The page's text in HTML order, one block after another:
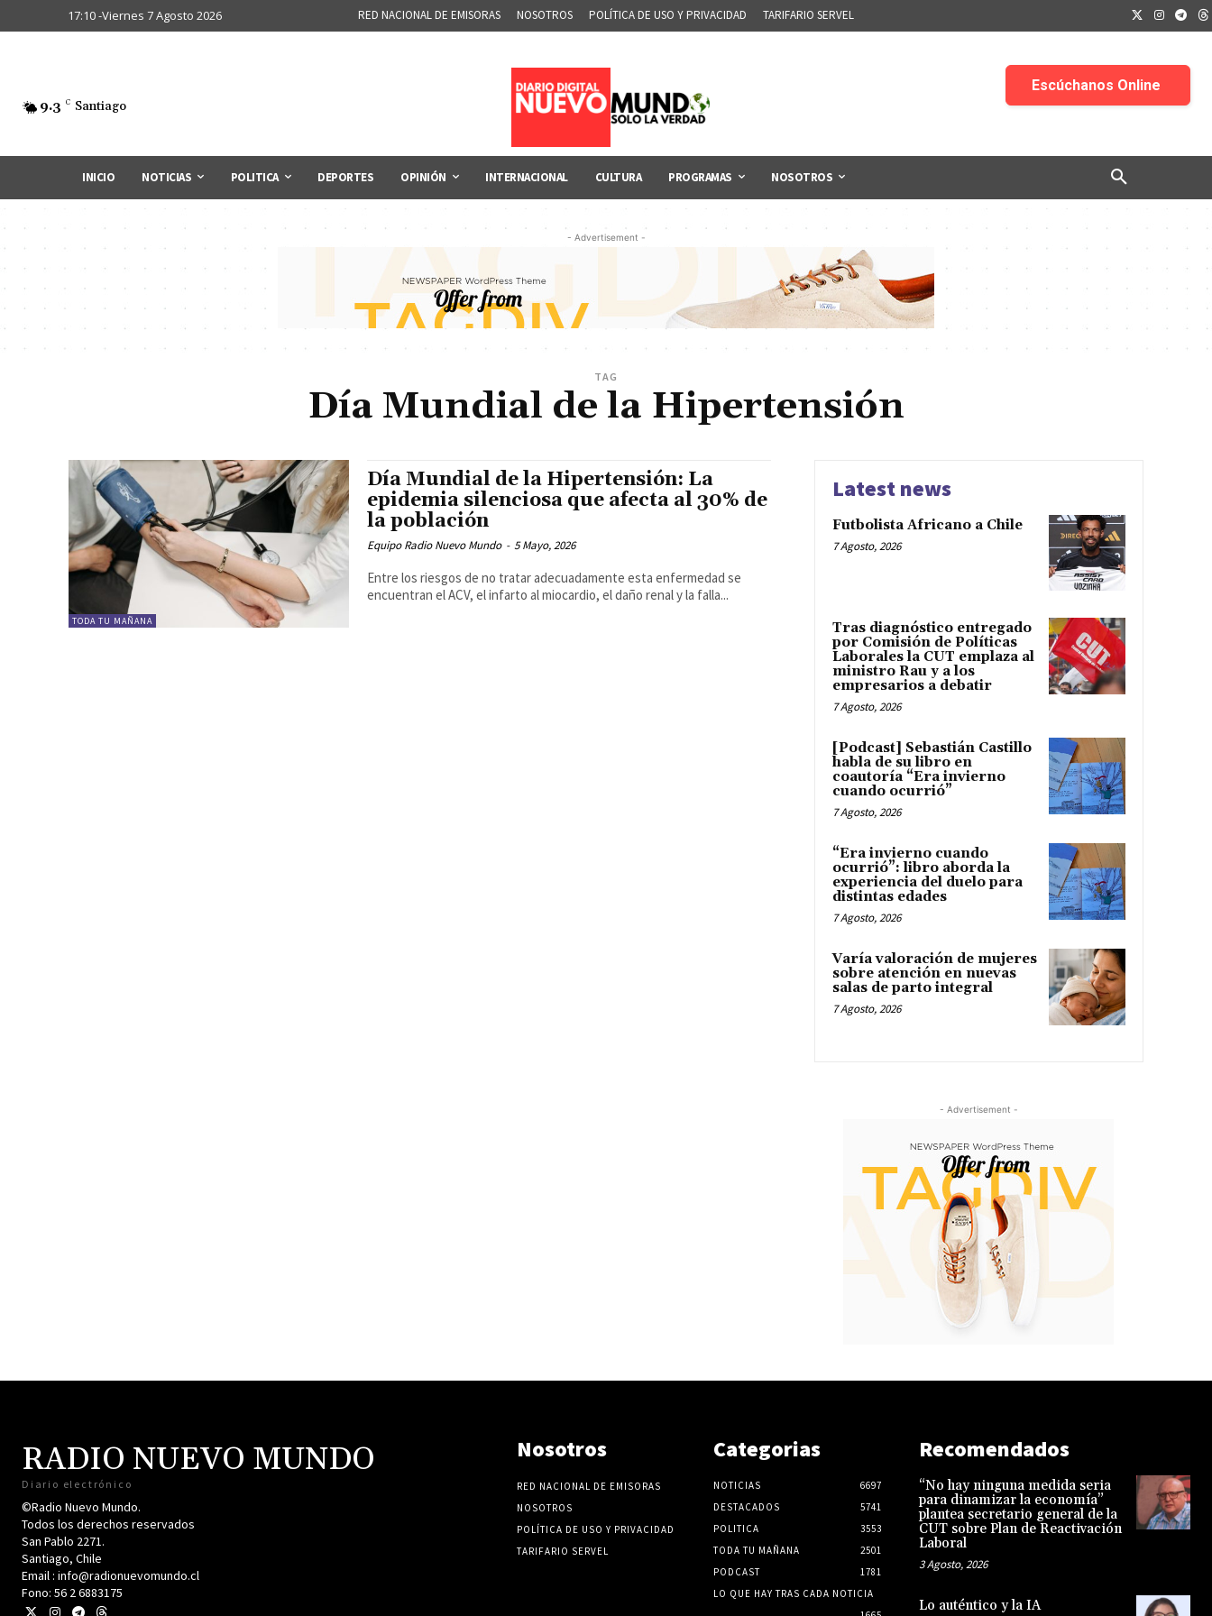
17:10 -Viernes 7 Agosto 2026 RED NACIONAL DE EMISORAS NOSOTROS POLÍTICA DE USO Y PRIVACIDAD TARIFARIO SERVEL
9.3 C Santiago
INICIO NOTICIAS POLITICA DEPORTES OPINIÓN INTERNACIONAL CULTURA PROGRAMAS NOSOTROS
- Advertisement -
TAG
Día Mundial de la Hipertensión
TODA TU MAÑANA
Día Mundial de la Hipertensión: La
epidemia silenciosa que afecta al 30% de
la población
Equipo Radio Nuevo Mundo - 5 Mayo, 2026
Entre los riesgos de no tratar adecuadamente esta enfermedad se
encuentran el ACV, el infarto al miocardio, el daño renal y la falla...
Latest news
Futbolista Africano a Chile
7 Agosto, 2026
Tras diagnóstico entregado
por Comisión de Políticas
Laborales la CUT emplaza al
ministro Rau y a los
empresarios a debatir
7 Agosto, 2026
[Podcast] Sebastián Castillo
habla de su libro en
coautoría “Era invierno
cuando ocurrió”
7 Agosto, 2026
“Era invierno cuando
ocurrió”: libro aborda la
experiencia del duelo para
distintas edades
7 Agosto, 2026
Varía valoración de mujeres
sobre atención en nuevas
salas de parto integral
7 Agosto, 2026
- Advertisement -
RADIO NUEVO MUNDO
Diario electrónico
©Radio Nuevo Mundo.
Todos los derechos reservados
San Pablo 2271.
Santiago, Chile
Email : info@radionuevomundo.cl
Fono: 56 2 6883175
Nosotros
RED NACIONAL DE EMISORAS
NOSOTROS
POLÍTICA DE USO Y PRIVACIDAD
TARIFARIO SERVEL
Categorias
NOTICIAS
6697
DESTACADOS
5741
POLITICA
3553
TODA TU MAÑANA
2501
PODCAST
1781
LO QUE HAY TRAS CADA NOTICIA
Recomendados
“No hay ninguna medida seria
para dinamizar la economía”
plantea secretario general de la
CUT sobre Plan de Reactivación
Laboral
3 Agosto, 2026
Lo auténtico y la IA